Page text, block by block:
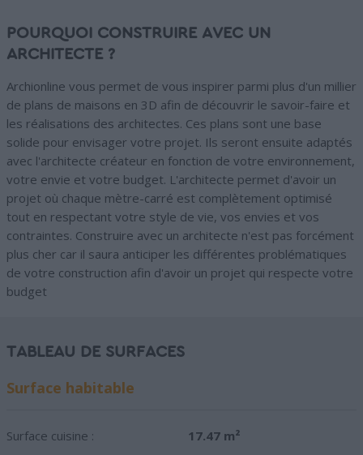
POURQUOI CONSTRUIRE AVEC UN
ARCHITECTE ?
Archionline vous permet de vous inspirer parmi plus d'un millier
de plans de maisons en 3D afin de découvrir le savoir-faire et
les réalisations des architectes. Ces plans sont une base
solide pour envisager votre projet. Ils seront ensuite adaptés
avec l'architecte créateur en fonction de votre environnement,
votre envie et votre budget. L'architecte permet d'avoir un
projet où chaque mètre-carré est complètement optimisé
tout en respectant votre style de vie, vos envies et vos
contraintes. Construire avec un architecte n'est pas forcément
plus cher car il saura anticiper les différentes problématiques
de votre construction afin d'avoir un projet qui respecte votre
budget
TABLEAU DE SURFACES
Surface habitable
Surface cuisine :
17.47 m²